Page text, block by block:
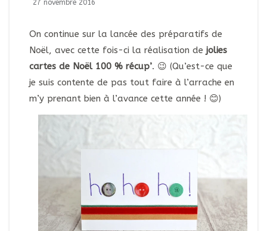
27 novembre 2016
On continue sur la lancée des préparatifs de
Noël, avec cette fois-ci la réalisation de jolies
cartes de Noël 100 % récup’. 😉 (Qu’est-ce que
je suis contente de pas tout faire à l’arrache en
m’y prenant bien à l’avance cette année ! 😊)